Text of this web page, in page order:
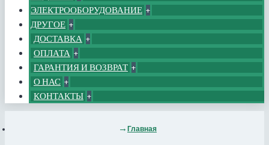
ЭЛЕКТРООБОРУДОВАНИЕ +
ДРУГОЕ +
ДОСТАВКА +
ОПЛАТА +
ГАРАНТИЯ И ВОЗВРАТ +
О НАС +
КОНТАКТЫ +
Главная